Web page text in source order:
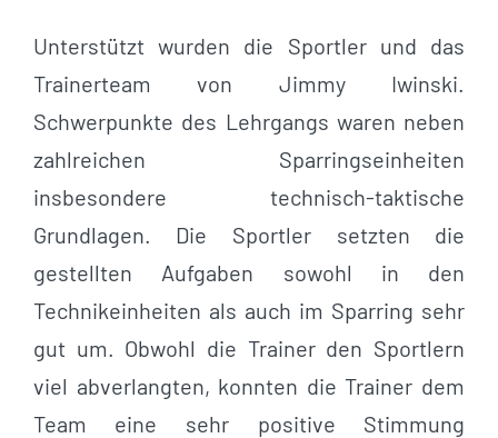
Unterstützt wurden die Sportler und das
Trainerteam von Jimmy Iwinski.
Schwerpunkte des Lehrgangs waren neben
zahlreichen Sparringseinheiten
insbesondere technisch-taktische
Grundlagen. Die Sportler setzten die
gestellten Aufgaben sowohl in den
Technikeinheiten als auch im Sparring sehr
gut um. Obwohl die Trainer den Sportlern
viel abverlangten, konnten die Trainer dem
Team eine sehr positive Stimmung